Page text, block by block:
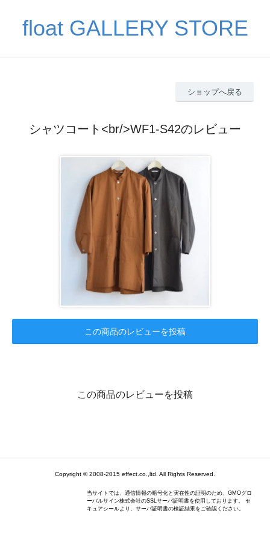
float GALLERY STORE
ショップへ戻る
シャツコート<br/>WF1-S42のレビュー
この商品のレビューを投稿
この商品のレビューを投稿
Copyright © 2008-2015 effect.co.,ltd. All Rights Reserved.
当サイトでは、通信情報の暗号化と実在性の証明のため、GMOグロ
ーバルサイン株式会社のSSLサーバ証明書を使用しております。 セ
キュアシールより、サーバ証明書の検証結果をご確認ください。